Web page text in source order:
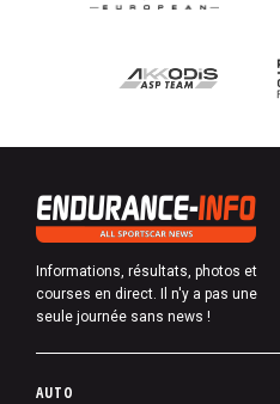
Informations, résultats, photos et
courses en direct. Il n'y a pas une
seule journée sans news !
P
AUTO